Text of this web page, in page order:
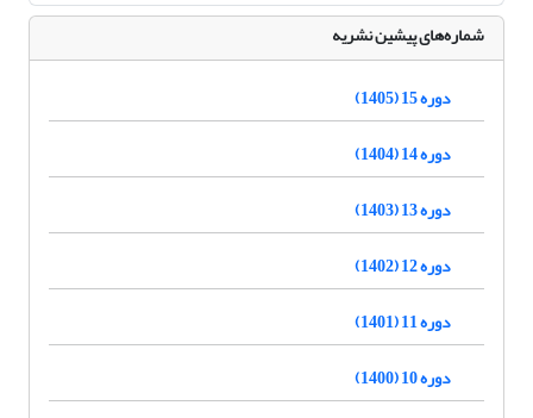
شماره‌های پیشین نشریه
دوره 15 (1405)
دوره 14 (1404)
دوره 13 (1403)
دوره 12 (1402)
دوره 11 (1401)
دوره 10 (1400)